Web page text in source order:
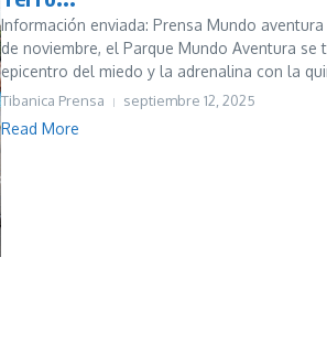
Información enviada: Prensa Mundo
de noviembre, el Parque Mundo Aventura se
epicentro del miedo y la adrenalina con la
Tibanica Prensa septiembre 12, 2025
Read More